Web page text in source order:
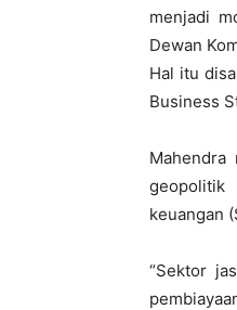
menjadi
Dewan
Hal itu
Business
geopolitik
keuangan
“Sektor